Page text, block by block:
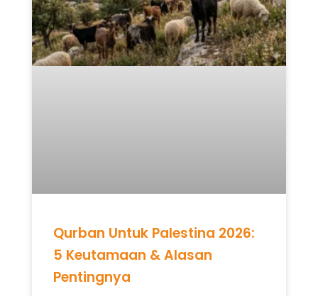
Qurban Untuk Palestina 2026:
5 Keutamaan & Alasan
Pentingnya